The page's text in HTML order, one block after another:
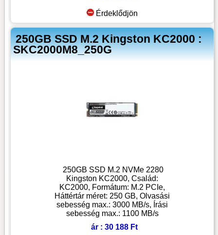
Érdeklődjön
250GB SSD M.2 Kingston KC2000 :
SKC2000M8_250G
250GB SSD M.2 NVMe 2280
Kingston KC2000, Család:
KC2000, Formátum: M.2 PCIe,
Háttértár méret: 250 GB, Olvasási
sebesség max.: 3000 MB/s, Írási
sebesség max.: 1100 MB/s
ár : 30 188 Ft